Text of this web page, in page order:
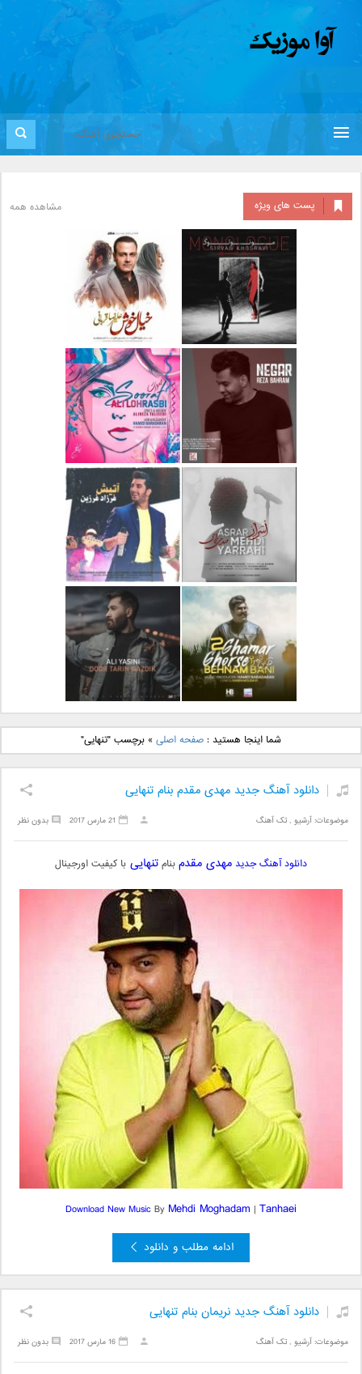
پست های ویژه مشاهده همه
دانلود آلبوم جدید سیروان
خسروی بنام مونولوگ
دانلود آهنگ جدید علیرضا
قربانی بنام خیال خوش
دانلود آهنگ جدید رضا
بهرام بنام نگار
دانلود آهنگ جدید علی
لهراسبی بنام صورت
دانلود آهنگ جدید مهدی
یراحی بنام اسرار
دانلود آهنگ جدید فرزاد
فرزین بنام آتیش
دانلود آهنگ جدید بهنام
بانی بنام قرص قمر 2
دانلود آهنگ جدید علی
یاسینی بنام دورترین نزدیک
شما اینجا هستید :صفحه اصلی »برچسب "تنهایی"
دانلود آهنگ جدید مهدی مقدم بنام تنهایی
موضوعات:آرشیو ,تک آهنگ بدون نظر 21 مارس 2017
دانلود آهنگ جدید مهدی مقدمبنامتنهایی با کیفیت اورجینال
Download New MusicBy Mehdi Moghadam | Tanhaei
ادامه مطلب و دانلود
دانلود آهنگ جدید نریمان بنام تنهایی
موضوعات:آرشیو ,تک آهنگ بدون نظر 16 مارس 2017